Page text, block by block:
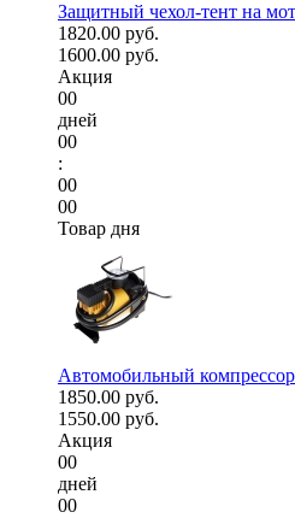
Защитный чехол-тент на
1820.00 руб.
1600.00 руб.
Акция
00
дней
00
:
00
00
Товар дня
Автомобильный
1850.00 руб.
1550.00 руб.
Акция
00
дней
00